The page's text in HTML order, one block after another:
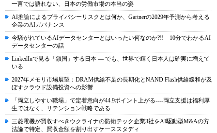
一言では語れない、日本の労働市場の本当の姿
AI推論によるプライバシーリスクとは何か、Gartnerの2029年予測から考える
企業のAIガバナンス
今騒がれているAIデータセンターとはいったい何なのか?!! 10分でわかるAI
データセンターの話
LinkedInで見る「鎖国」する日本 ― でも、世界で輝く日本人は確実に増えて
いる
2027年メモリ市場展望：DRAM供給不足の長期化とNAND Flash供給緩和が及
ぼすクラウド設備投資への影響
「両立しやすい職場」で定着意向が44.9ポイント上がる----両立支援は福利厚
生ではなく、リテンション戦略である
三菱電機が買収すべきウクライナの防衛テック企業3社をAI駆動型M&Aの方
法論で特定、買収金額を割り出すケーススタディ